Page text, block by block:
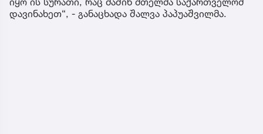
დავინახეთ“, - განაცხადა შალვა პაპუაშვილმა.